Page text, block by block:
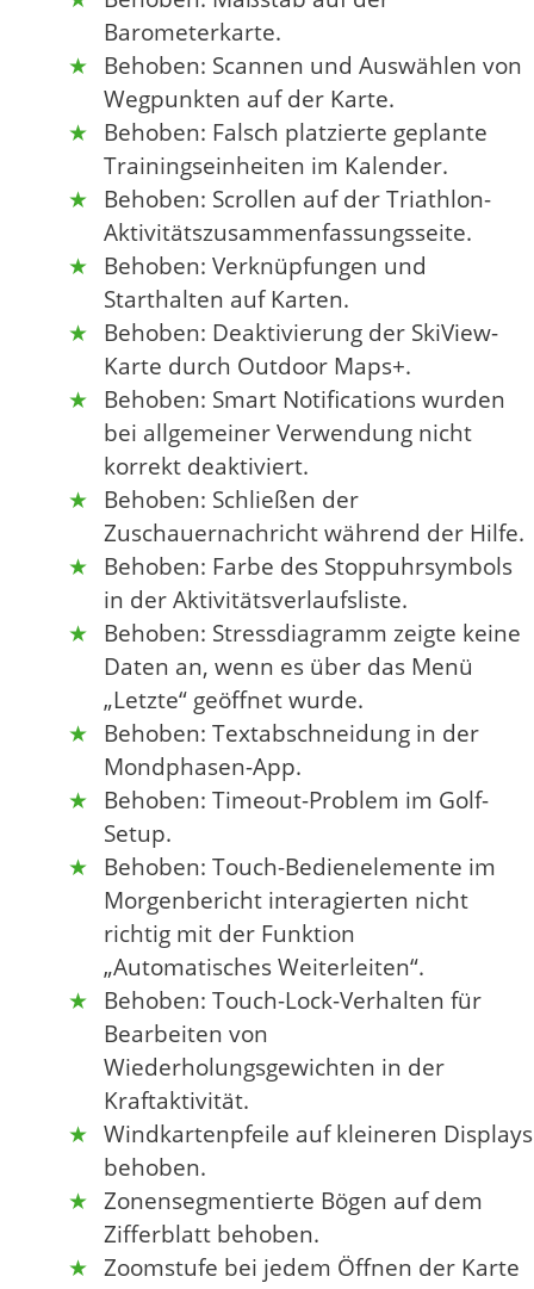
Barometerkarte.
Behoben: Scannen und Auswählen von
Wegpunkten auf der Karte.
Behoben: Falsch platzierte geplante
Trainingseinheiten im Kalender.
Behoben: Scrollen auf der Triathlon-
Aktivitätszusammenfassungsseite.
Behoben: Verknüpfungen und
Starthalten auf Karten.
Behoben: Deaktivierung der SkiView-
Karte durch Outdoor Maps+.
Behoben: Smart Notifications wurden
bei allgemeiner Verwendung nicht
korrekt deaktiviert.
Behoben: Schließen der
Zuschauernachricht während der Hilfe.
Behoben: Farbe des Stoppuhrsymbols
in der Aktivitätsverlaufsliste.
Behoben: Stressdiagramm zeigte keine
Daten an, wenn es über das Menü
„Letzte“ geöffnet wurde.
Behoben: Textabschneidung in der
Mondphasen-App.
Behoben: Timeout-Problem im Golf-
Setup.
Behoben: Touch-Bedienelemente im
Morgenbericht interagierten nicht
richtig mit der Funktion
„Automatisches Weiterleiten“.
Behoben: Touch-Lock-Verhalten für
Bearbeiten von
Wiederholungsgewichten in der
Kraftaktivität.
Windkartenpfeile auf kleineren Displays
behoben.
Zonensegmentierte Bögen auf dem
Zifferblatt behoben.
Zoomstufe bei jedem Öffnen der Karte